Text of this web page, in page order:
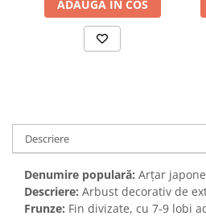
ADAUGA IN COS
Descriere
Denumire populară: Arțar
Descriere: Arbust decorativ de
Frunze: Fin divizate, cu 7-9 lobi